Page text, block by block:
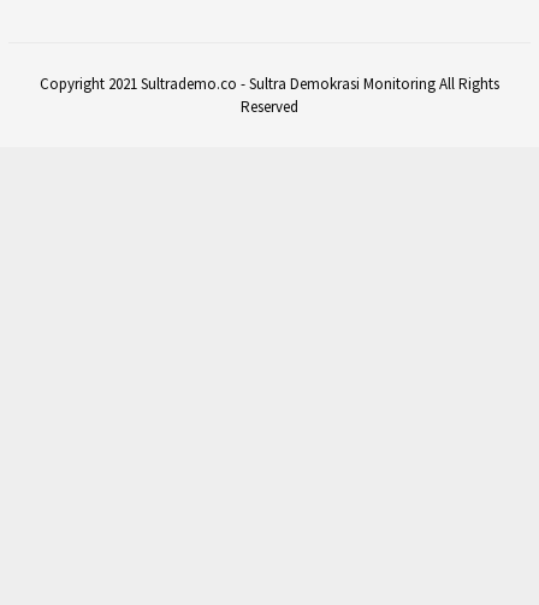
Copyright 2021 Sultrademo.co - Sultra Demokrasi Monitoring All Rights
Reserved